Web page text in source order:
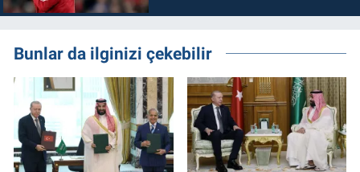
Bunlar da ilginizi çekebilir